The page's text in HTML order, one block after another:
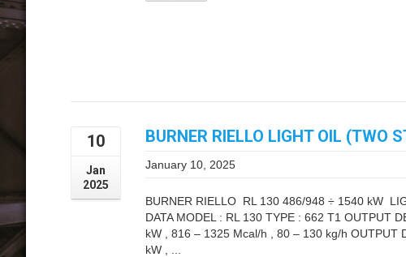
10
Jan
2025
BURNER RIELLO LIGHT OIL (TWO
January 10, 2025
BURNER RIELLO RL 130 486/948 ÷ 1540 kW
DATA MODEL : RL 130 TYPE : 662 T1 OUTPUT
kW , 816 – 1325 Mcal/h , 80 – 130 kg/h OUTPUT
kW , ...